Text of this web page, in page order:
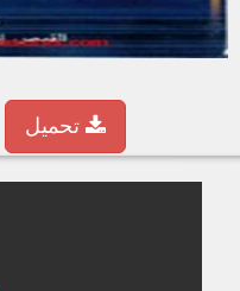
تحميل